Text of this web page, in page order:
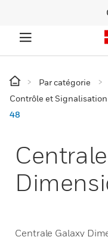
Par catégorie
Contrôle et Signalisation
48
Centrale Galaxy